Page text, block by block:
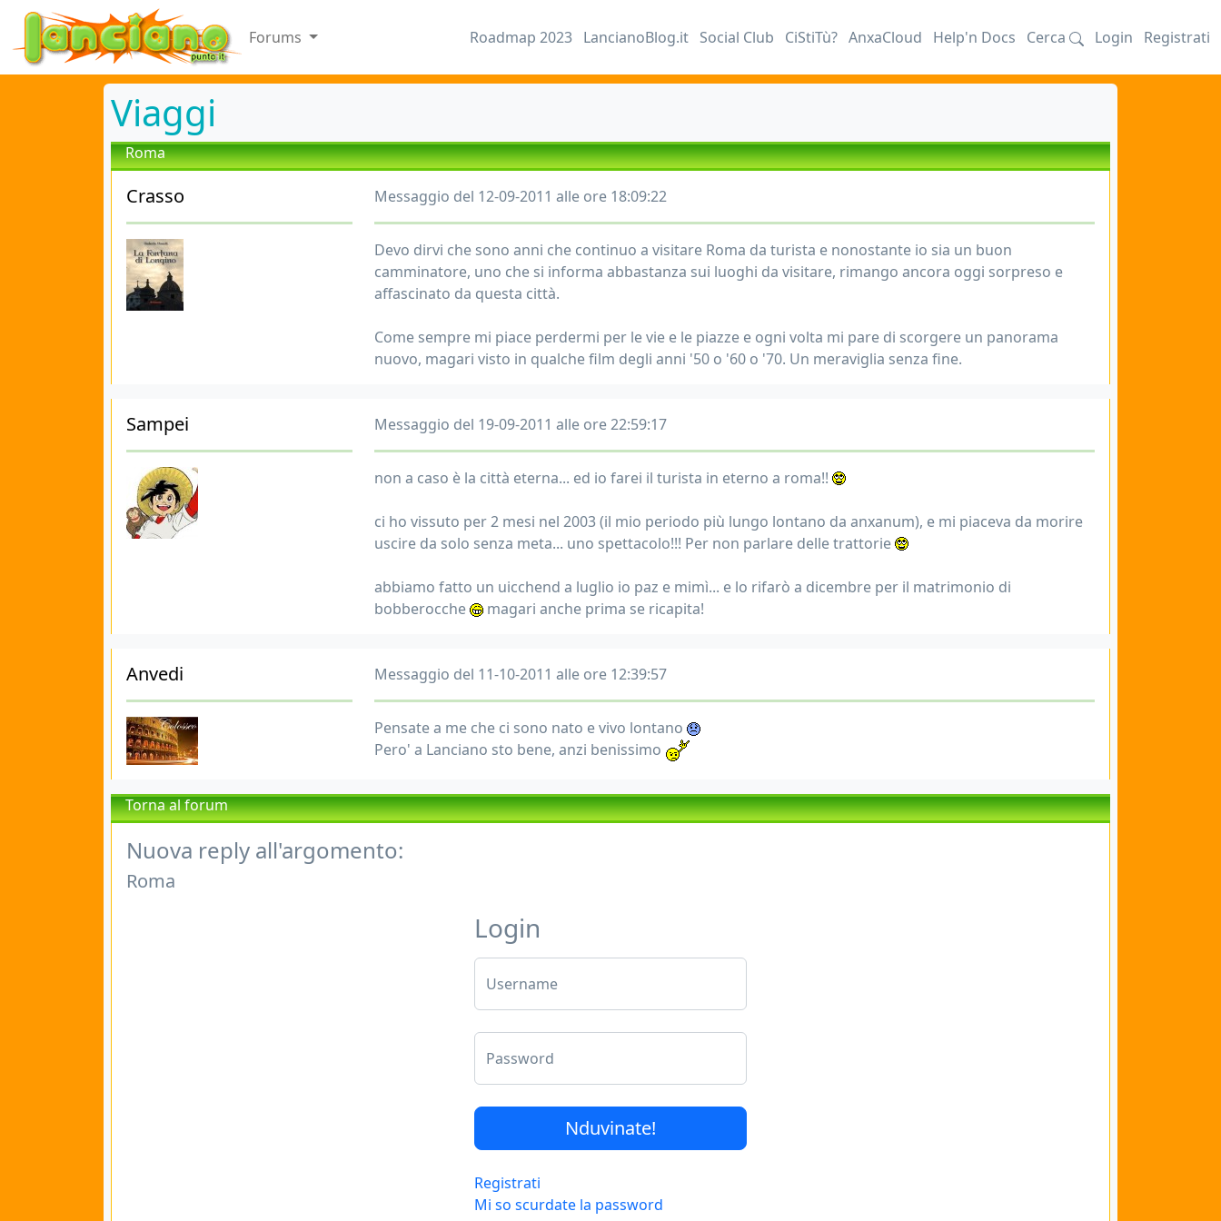
Forums Roadmap 2023 LancianoBlog.it Social Club CiStiTù? AnxaCloud Help'n Docs Cerca Login Registrati
Viaggi
Roma
Crasso Messaggio del 12-09-2011 alle ore 18:09:22
Devo dirvi che sono anni che continuo a visitare Roma da turista e nonostante io sia un buon
camminatore, uno che si informa abbastanza sui luoghi da visitare, rimango ancora oggi sorpreso e
affascinato da questa città.
Come sempre mi piace perdermi per le vie e le piazze e ogni volta mi pare di scorgere un panorama
nuovo, magari visto in qualche film degli anni '50 o '60 o '70. Un meraviglia senza fine.
Sampei Messaggio del 19-09-2011 alle ore 22:59:17
non a caso è la città eterna... ed io farei il turista in eterno a roma!!
ci ho vissuto per 2 mesi nel 2003 (il mio periodo più lungo lontano da anxanum), e mi piaceva da morire
uscire da solo senza meta... uno spettacolo!!! Per non parlare delle trattorie
abbiamo fatto un uicchend a luglio io paz e mimì... e lo rifarò a dicembre per il matrimonio di
bobberocche
magari anche prima se ricapita!
Anvedi Messaggio del 11-10-2011 alle ore 12:39:57
Pensate a me che ci sono nato e vivo lontano
Pero' a Lanciano sto bene, anzi benissimo
Torna al forum
Nuova reply all'argomento:
Roma
Login
Username
Password
Registrati
Mi so scurdate la password